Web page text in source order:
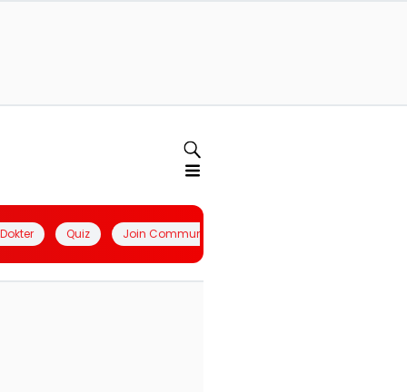
Quiz Join Community